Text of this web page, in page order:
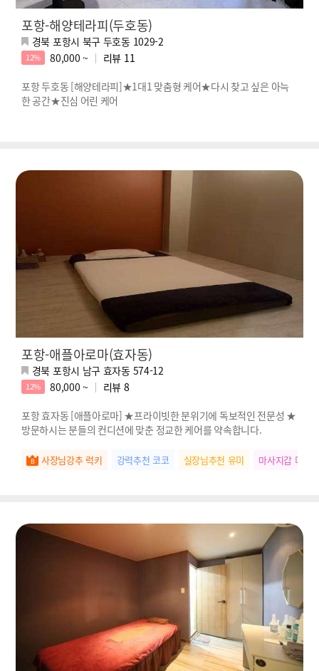
포항-해양테라피(두호동)
경북 포항시 북구 두호동 1029-2
12% 80,000 ~ 리뷰 11
포항 두호동 [해양테라피]★1대1 맞춤형 케어★다시 찾고 싶은 아늑
한 공간★진심 어린 케어
포항-애플아로마(효자동)
경북 포항시 남구 효자동 574-12
12% 80,000 ~ 리뷰 8
포항 효자동 [애플아로마] ★프라이빗한 분위기에 독보적인 전문성 ★
방문하시는 분들의 컨디션에 맞춘 정교한 케어를 약속합니다.
사장님강추 럭키 강력추천 코코 실장님추천 유미 마사지갑 미미